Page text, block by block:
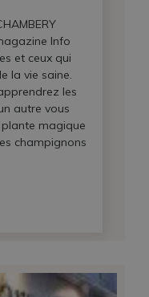
Info
et ceux qui
la vie saine.
les
autre vous
magique
champignons